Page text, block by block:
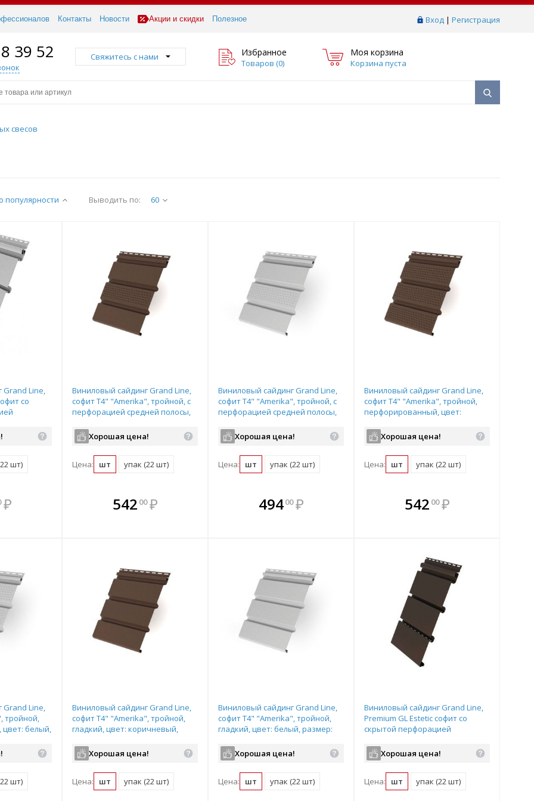
Вход | Регистрация
Контакты Новости Акции и скидки Полезное
39 52 Свяжитесь с нами Избранное
Товаров (0)
Моя корзина
Корзина пуста
свесов
популярности Выводить по: 60
Grand Line,
со
шт)
₽
В комплекте
всегда выгоднее!
Виниловый сайдинг Grand Line,
софит T4" "Amerika", тройной, с
перфорацией средней полосы,
3,0*0,305м
Хорошая цена!
Цена: шт упак (22 шт)
542 00 ₽
В комплекте
всегда выгоднее!
Виниловый сайдинг Grand Line,
софит T4" "Amerika", тройной, с
перфорацией средней полосы,
Хорошая цена!
Цена: шт упак (22 шт)
В комплекте
всегда выгоднее!
49400 ₽
В комплекте
всегда выгоднее!
Виниловый сайдинг Grand Line,
софит T4" "Amerika", тройной,
перфорированный, цвет:
Хорошая цена!
Цена: шт упак (22 шт)
В комплекте
всегда выгоднее!
542 00 ₽
Grand Line,
тройной,
белый,
шт)
Виниловый сайдинг Grand Line,
софит T4" "Amerika", тройной,
гладкий, цвет: коричневый,
Хорошая цена!
Цена: шт упак (22 шт)
Виниловый сайдинг Grand Line,
софит T4" "Amerika", тройной,
гладкий, цвет: белый, размер:
Хорошая цена!
Цена: шт упак (22 шт)
Виниловый сайдинг Grand Line,
Premium GL Estetic софит со
скрытой перфорацией
коричневый, размер: 3,0*0,245м
Хорошая цена!
Цена: шт упак (22 шт)